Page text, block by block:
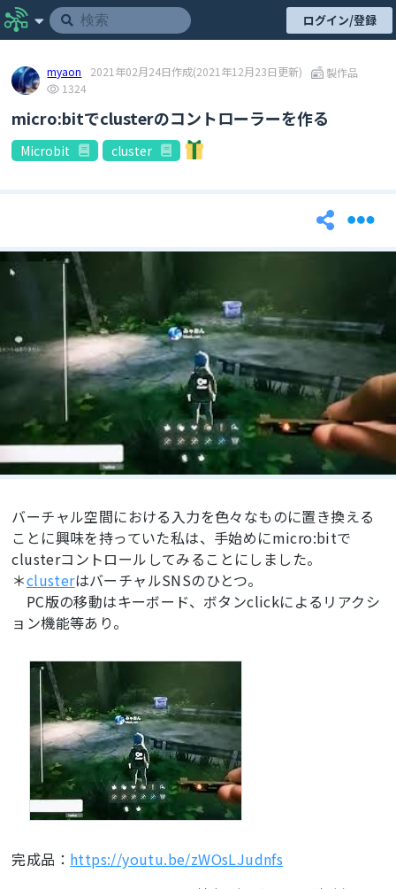
ログイン/登録
myaon 2021年02月24日作成(2021年12月23日更新)
製作品
1324
micro:bitでclusterのコントローラーを作る
Microbit cluster
バーチャル空間における入力を色々なものに置き換える
ことに興味を持っていた私は、手始めにmicro:bitで
clusterコントロールしてみることにしました。
＊clusterはバーチャルSNSのひとつ。
PC版の移動はキーボード、ボタンclickによるリアクシ
ョン機能等あり。
完成品： https://youtu.be/zWOsLJudnfs